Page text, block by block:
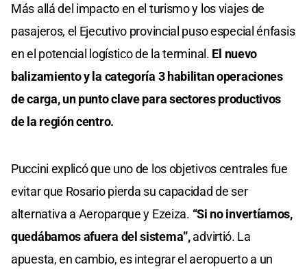
Más allá del impacto en el turismo y los viajes de
pasajeros, el Ejecutivo provincial puso especial énfasis
en el potencial logístico de la terminal. El nuevo
balizamiento y la categoría 3 habilitan operaciones
de carga, un punto clave para sectores productivos
de la región centro.
Puccini explicó que uno de los objetivos centrales fue
evitar que Rosario pierda su capacidad de ser
alternativa a Aeroparque y Ezeiza. “Si no invertíamos,
quedábamos afuera del sistema”,advirtió. La
apuesta, en cambio, es integrar el aeropuerto a un